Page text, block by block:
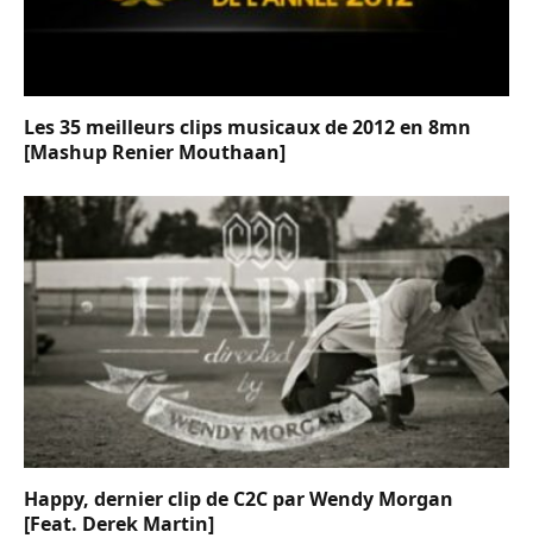
Les 35 meilleurs clips musicaux de 2012 en 8mn
[Mashup Renier Mouthaan]
Happy, dernier clip de C2C par Wendy Morgan
[Feat. Derek Martin]